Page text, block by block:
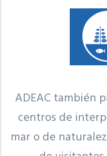
ADEAC también
centros de
mar o de